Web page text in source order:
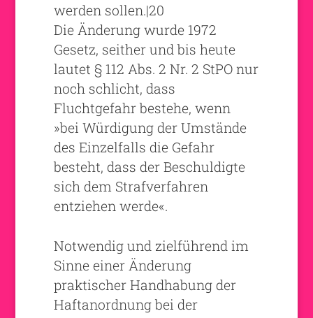
werden sollen.|20
Die Änderung wurde 1972
Gesetz, seither und bis heute
lautet § 112 Abs. 2 Nr. 2 StPO nur
noch schlicht, dass
Fluchtgefahr bestehe, wenn
»bei Würdigung der Umstände
des Einzelfalls die Gefahr
besteht, dass der Beschuldigte
sich dem Strafverfahren
entziehen werde«.
Notwendig und zielführend im
Sinne einer Änderung
praktischer Handhabung der
Haftanordnung bei der